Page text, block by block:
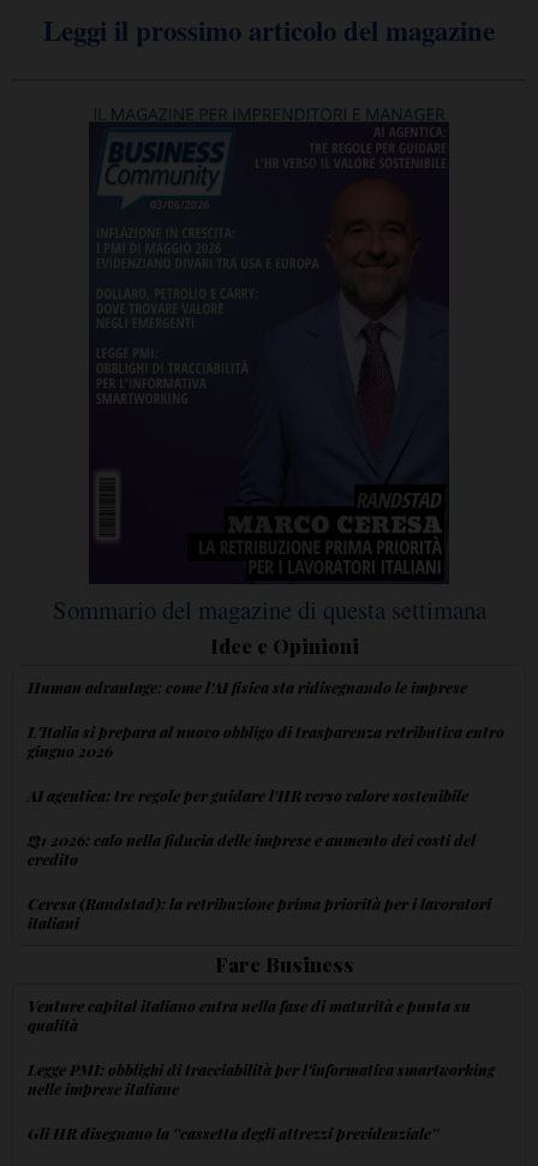
Leggi il prossimo articolo del magazine
Sommario del magazine di questa settimana
Idee e Opinioni
Human advantage: come l'AI fisica sta ridisegnando le imprese
L'Italia si prepara al nuovo obbligo di trasparenza retributiva entro
giugno 2026
AI agentica: tre regole per guidare l'HR verso valore sostenibile
Q1 2026: calo nella fiducia delle imprese e aumento dei costi del
credito
Ceresa (Randstad): la retribuzione prima priorità per i lavoratori
italiani
Fare Business
Venture capital italiano entra nella fase di maturità e punta su
qualità
Legge PMI: obblighi di tracciabilità per l'informativa smartworking
nelle imprese italiane
Gli HR disegnano la ''cassetta degli attrezzi previdenziale''